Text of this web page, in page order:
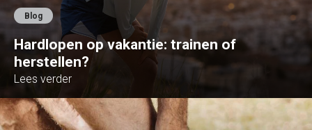
Blog
Hardlopen op vakantie: trainen of
herstellen?
Lees verder